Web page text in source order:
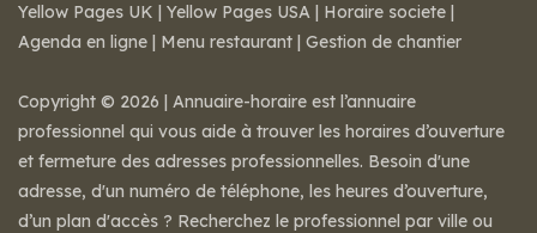
Yellow Pages UK | Yellow Pages USA | Horaire societe |
Agenda en ligne | Menu restaurant | Gestion de chantier
Copyright © 2026 | Annuaire-horaire est l’annuaire
professionnel qui vous aide à trouver les horaires d’ouverture
et fermeture des adresses professionnelles. Besoin d'une
adresse, d'un numéro de téléphone, les heures d’ouverture,
d’un plan d'accès ? Recherchez le professionnel par ville ou